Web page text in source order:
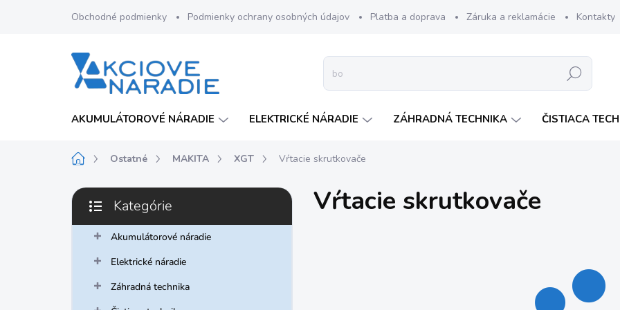
Obchodné podmienky Podmienky ochrany osobných údajov Platba a doprava Záruka a reklamácie Kontakty
Hľadať
AKUMULÁTOROVÉ NÁRADIE ELEKTRICKÉ NÁRADIE ZÁHRADNÁ TECHNIKA ČISTIACA
DomovOstatné MAKITA XGT Vŕtacie skrutkovače
B
č
Preskočiť
kategórie
Kategórie
Akumulátorové náradie
Elektrické náradie
Záhradná technika
Vŕtacie skrutkovače